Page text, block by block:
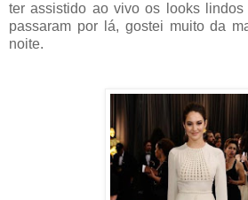
ter assistido ao vivo os looks
passaram por lá, gostei muito da
noite.